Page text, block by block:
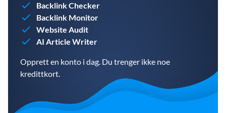
Backlink Checker
Backlink Monitor
Website Audit
AI Article Writer
Opprett en konto i dag. Du trenger ikke noe
kredittkort.